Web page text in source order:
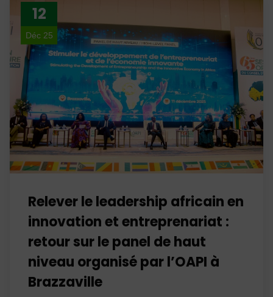
12
Déc 25
Relever le leadership africain en
innovation et entreprenariat :
retour sur le panel de haut
niveau organisé par l’OAPI à
Brazzaville